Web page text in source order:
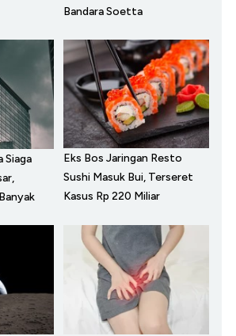
Bandara Soetta
Siaga
Eks Bos Jaringan Resto
Sushi Masuk Bui, Terseret
Kasus Rp 220 Miliar